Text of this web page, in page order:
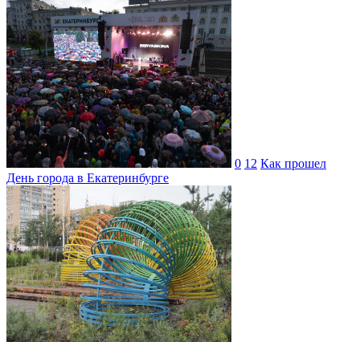
0 12 Как прошел
День города в Екатеринбурге